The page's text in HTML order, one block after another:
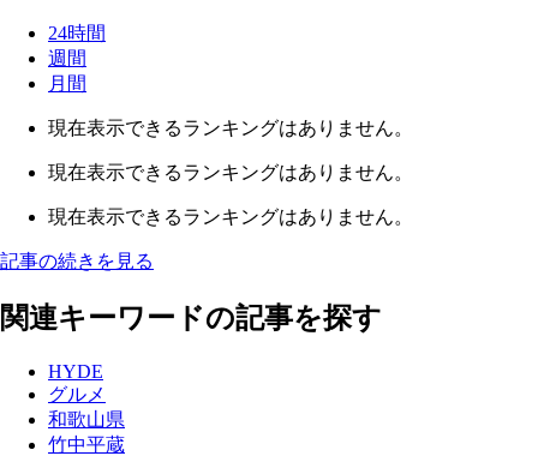
24時間
週間
月間
現在表示できるランキングはありません。
現在表示できるランキングはありません。
現在表示できるランキングはありません。
記事の続きを見る
関連キーワードの記事を探す
HYDE
グルメ
和歌山県
竹中平蔵